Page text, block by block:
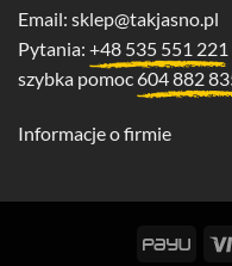
Email: sklep@takjasno.pl
Pytania: +48 535 551 221
szybka pomoc 604 882
Informacje o firmie
PayU